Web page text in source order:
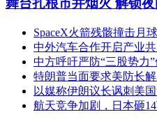
舞台扎根市井烟火 解锁
SpaceX火箭残骸撞击月
中外汽车合作开启产业
中方呼吁严防“三股势力
特朗普当面要求美防长
以媒称伊朗议长讽刺美
航天竞争加剧，日本砸